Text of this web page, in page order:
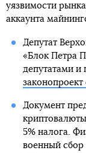
уязвимости
аккаунта
Депутат
«Блок Петра
депутатами и
Документ
5% налога.
военный сбор